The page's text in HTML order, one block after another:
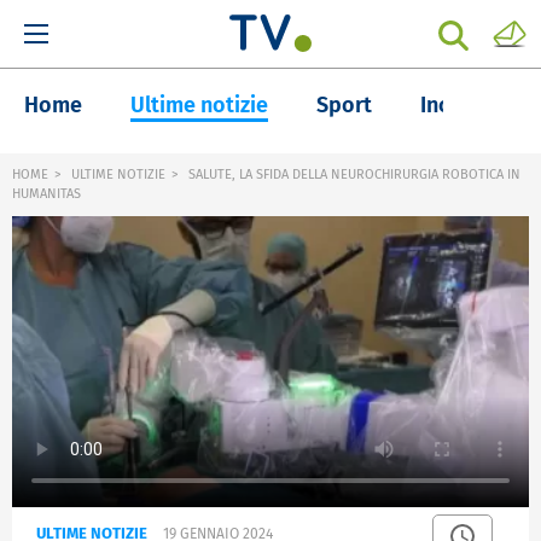
Home Ultime notizie Sport Inchieste
HOME ULTIME NOTIZIE
SALUTE, LA SFIDA DELLA NEUROCHIRURGIA ROBOTICA IN
HUMANITAS
ULTIME NOTIZIE 19 GENNAIO 2024